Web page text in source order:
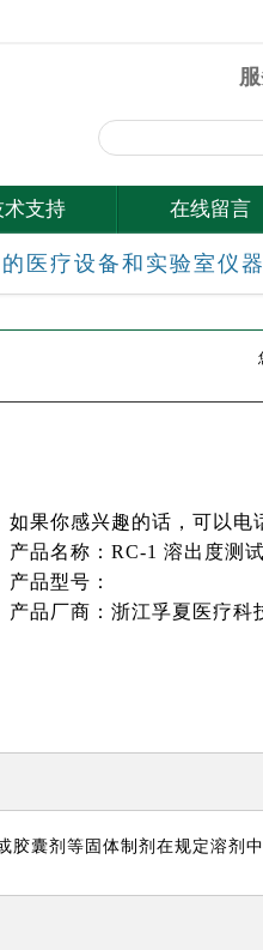
术支持 在线留言
医疗设备和实验室仪器
如果你感兴趣的话，可以电
产品名称：RC-1 溶出度测
产品型号：
产品厂商：浙江孚夏医疗科
囊剂等固体制剂在规定溶剂